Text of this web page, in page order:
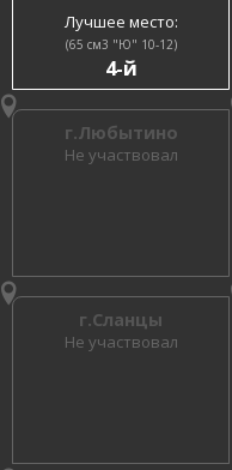
Лучшее место:
(65 см3 "Ю" 10-12)
4-й
г.Любытино
Не участвовал
г.Сланцы
Не участвовал